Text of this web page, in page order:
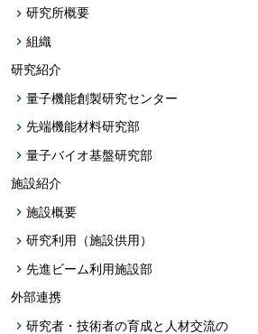
研究所概要
組織
研究紹介
量子機能創製研究センター
先端機能材料研究部
量子バイオ基盤研究部
施設紹介
施設概要
研究利用（施設供用）
先進ビーム利用施設部
外部連携
研究者・技術者の育成と人材交流の